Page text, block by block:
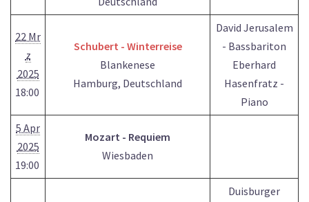
22 Mr
z
2025
18:00
Schubert - Winterreise
Blankenese
Hamburg, Deutschland
David Jerusalem
- Bassbariton
Eberhard
Hasenfratz -
Piano
5 Apr
2025
19:00
Mozart - Requiem
Wiesbaden
Duisburger